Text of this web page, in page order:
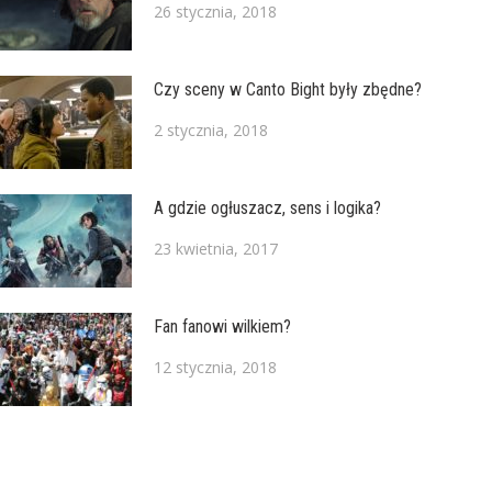
26 stycznia, 2018
Czy sceny w Canto Bight były zbędne?
2 stycznia, 2018
A gdzie ogłuszacz, sens i logika?
23 kwietnia, 2017
Fan fanowi wilkiem?
12 stycznia, 2018